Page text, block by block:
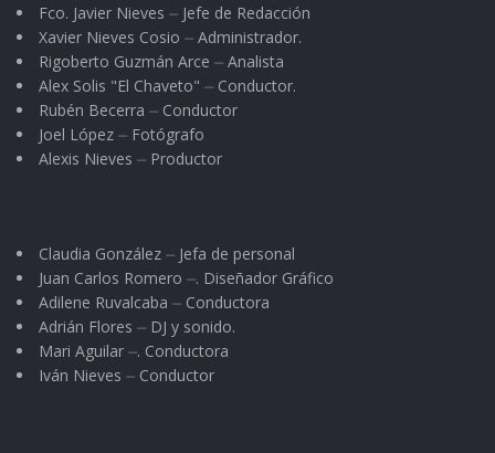
Fco. Javier Nieves ⏤ Jefe de Redacción
Xavier Nieves Cosio ⏤ Administrador.
Rigoberto Guzmán Arce ⏤ Analista
Alex Solis "El Chaveto" ⏤ Conductor.
Rubén Becerra ⏤ Conductor
Joel López ⏤ Fotógrafo
Alexis Nieves ⏤ Productor
Claudia González ⏤ Jefa de personal
Juan Carlos Romero ⏤. Diseñador Gráfico
Adilene Ruvalcaba ⏤ Conductora
Adrián Flores ⏤ DJ y sonido.
Mari Aguilar ⏤. Conductora
Iván Nieves ⏤ Conductor